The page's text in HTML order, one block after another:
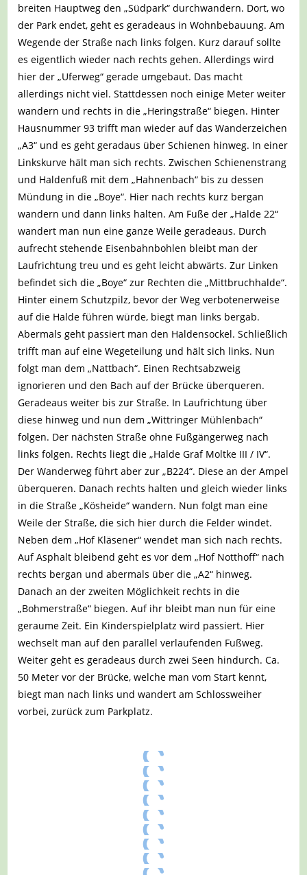
breiten Hauptweg den „Südpark“ durchwandern. Dort, wo
der Park endet, geht es geradeaus in Wohnbebauung. Am
Wegende der Straße nach links folgen. Kurz darauf sollte
es eigentlich wieder nach rechts gehen. Allerdings wird
hier der „Uferweg“ gerade umgebaut. Das macht
allerdings nicht viel. Stattdessen noch einige Meter weiter
wandern und rechts in die „Heringstraße“ biegen. Hinter
Hausnummer 93 trifft man wieder auf das Wanderzeichen
„A3“ und es geht geradaus über Schienen hinweg. In einer
Linkskurve hält man sich rechts. Zwischen Schienenstrang
und Haldenfuß mit dem „Hahnenbach“ bis zu dessen
Mündung in die „Boye“. Hier nach rechts kurz bergan
wandern und dann links halten. Am Fuße der „Halde 22“
wandert man nun eine ganze Weile geradeaus. Durch
aufrecht stehende Eisenbahnbohlen bleibt man der
Laufrichtung treu und es geht leicht abwärts. Zur Linken
befindet sich die „Boye“ zur Rechten die „Mittbruchhalde“.
Hinter einem Schutzpilz, bevor der Weg verbotenerweise
auf die Halde führen würde, biegt man links bergab.
Abermals geht passiert man den Haldensockel. Schließlich
trifft man auf eine Wegeteilung und hält sich links. Nun
folgt man dem „Nattbach“. Einen Rechtsabzweig
ignorieren und den Bach auf der Brücke überqueren.
Geradeaus weiter bis zur Straße. In Laufrichtung über
diese hinweg und nun dem „Wittringer Mühlenbach“
folgen. Der nächsten Straße ohne Fußgängerweg nach
links folgen. Rechts liegt die „Halde Graf Moltke III / IV“.
Der Wanderweg führt aber zur „B224“. Diese an der Ampel
überqueren. Danach rechts halten und gleich wieder links
in die Straße „Kösheide“ wandern. Nun folgt man eine
Weile der Straße, die sich hier durch die Felder windet.
Neben dem „Hof Kläsener“ wendet man sich nach rechts.
Auf Asphalt bleibend geht es vor dem „Hof Notthoff“ nach
rechts bergan und abermals über die „A2“ hinweg.
Danach an der zweiten Möglichkeit rechts in die
„Bohmerstraße“ biegen. Auf ihr bleibt man nun für eine
geraume Zeit. Ein Kinderspielplatz wird passiert. Hier
wechselt man auf den parallel verlaufenden Fußweg.
Weiter geht es geradeaus durch zwei Seen hindurch. Ca.
50 Meter vor der Brücke, welche man vom Start kennt,
biegt man nach links und wandert am Schlossweiher
vorbei, zurück zum Parkplatz.